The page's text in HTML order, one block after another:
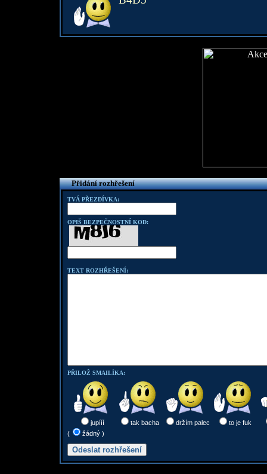
Přidání rozhřešení
TVÁ PŘEZDÍVKA:
OPIŠ BEZPEČNOSTNÍ KOD:
TEXT ROZHŘEŠENÍ:
PŘILOŽ SMAILÍKA:
jupííí tak bacha držím palec
to je fuk
(
žádný )